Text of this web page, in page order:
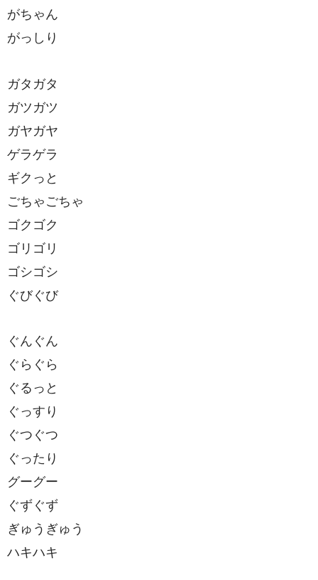
がちゃん
がっしり
ガタガタ
ガツガツ
ガヤガヤ
ゲラゲラ
ギクっと
ごちゃごちゃ
ゴクゴク
ゴリゴリ
ゴシゴシ
ぐびぐび
ぐんぐん
ぐらぐら
ぐるっと
ぐっすり
ぐつぐつ
ぐったり
グーグー
ぐずぐず
ぎゅうぎゅう
ハキハキ